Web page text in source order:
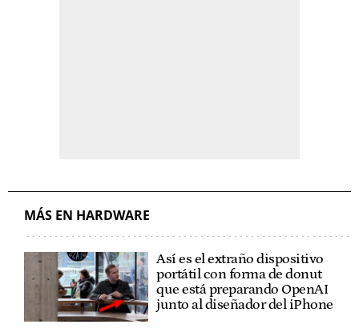
MÁS EN HARDWARE
Así es el extraño dispositivo
portátil con forma de donut
que está preparando OpenAI
junto al diseñador del iPhone